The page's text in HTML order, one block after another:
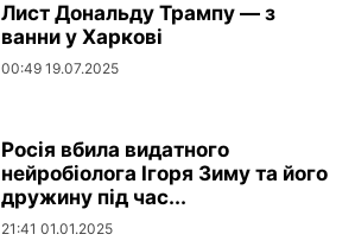
Лист Дональду Трампу — з
ванни у Харкові
00:49 19.07.2025
Росія вбила видатного
нейробіолога Ігоря Зиму та його
дружину під час...
21:41 01.01.2025